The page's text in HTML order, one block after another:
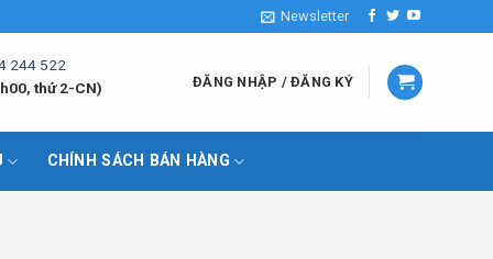
Newsletter
244 522
thứ 2-CN)
ĐĂNG NHẬP / ĐĂNG KÝ
CHÍNH SÁCH BÁN HÀNG